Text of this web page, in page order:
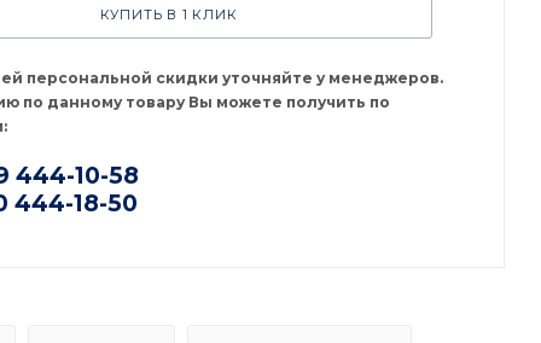
КУПИТЬ В 1 КЛИК
персональной скидки уточняйте у менеджеров.
по данному товару Вы можете получить по
444-10-58
18-50